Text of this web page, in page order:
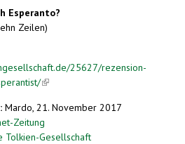
Esperanto?
Zeilen)
25627/rezension-
(link is external)
Mardo, 21. November 2017
Zeitung
Tolkien-Gesellschaft